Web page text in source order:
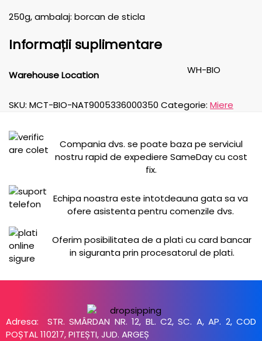
250g, ambalaj: borcan de sticla
Informații suplimentare
Warehouse Location WH-BIO
SKU: MCT-BIO-NAT9005336000350 Categorie: Miere
Compania dvs. se poate baza pe serviciul
nostru rapid de expediere SameDay cu cost
fix.
Echipa noastra este intotdeauna gata sa va
ofere asistenta pentru comenzile dvs.
Oferim posibilitatea de a plati cu card bancar
in siguranta prin procesatorul de plati.
Adresa: STR. SMÂRDAN NR. 12, BL. C2, SC. A, AP. 2, COD
POȘTAL 110217, PITEȘTI, JUD. ARGEȘ